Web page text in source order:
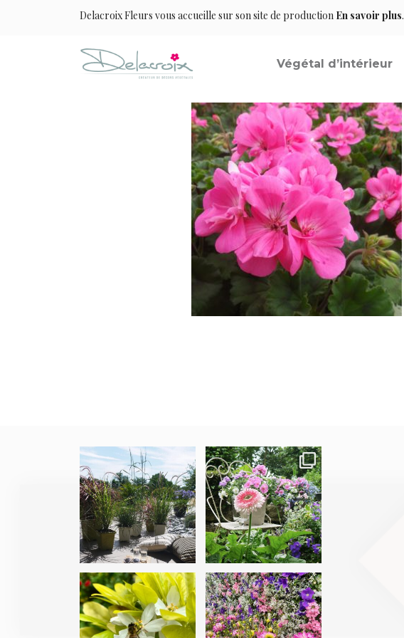
Delacroix Fleurs vous accueille sur son site de production En savoir plus.
Végétal d’intérieur